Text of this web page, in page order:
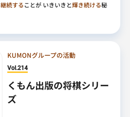
継続することが いきいきと輝き続ける秘
KUMONグループの活動
Vol.214
くもん出版の将棋シリー
ズ